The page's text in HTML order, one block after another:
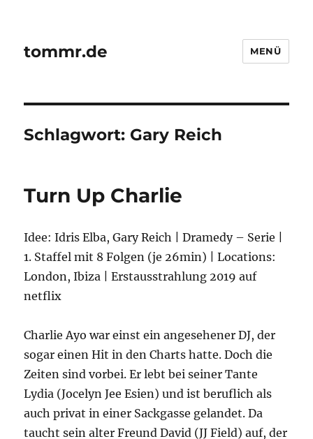
tommr.de MENÜ
Schlagwort: Gary Reich
Turn Up Charlie
Idee: Idris Elba, Gary Reich | Dramedy – Serie |
1. Staffel mit 8 Folgen (je 26min) | Locations:
London, Ibiza | Erstausstrahlung 2019 auf
netflix
Charlie Ayo war einst ein angesehener DJ, der
sogar einen Hit in den Charts hatte. Doch die
Zeiten sind vorbei. Er lebt bei seiner Tante
Lydia (Jocelyn Jee Esien) und ist beruflich als
auch privat in einer Sackgasse gelandet. Da
taucht sein alter Freund David (JJ Field) auf, der